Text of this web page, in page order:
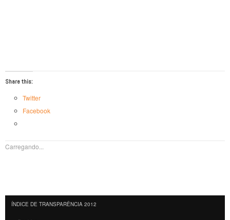
Share this:
Twitter
Facebook
Carregando...
ÍNDICE DE TRANSPARÊNCIA 2012